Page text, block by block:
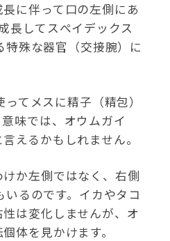
に伴って口の左側にあ
長してスぺイデックス
特殊な器官（交接腕）に
てメスに精子（精包）
味では、オウムガイ
えるかもしれません。
か左側ではなく、右側
るのです。イカやタコ
は変化しませんが、オ
体を見かけます。